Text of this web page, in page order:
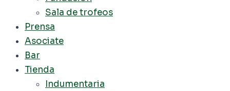
Sala de trofeos
Prensa
Asociate
Bar
Tienda
Indumentaria